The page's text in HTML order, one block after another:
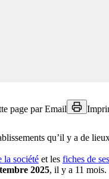
page par Email
qu’il y a de
la société et les fiches de
2025, il y a 11 mois.